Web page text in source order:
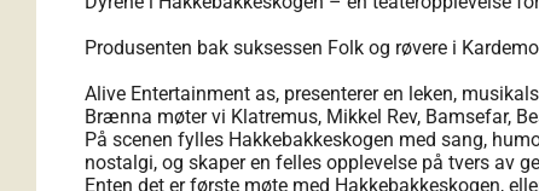
Produsenten bak suksessen Folk og røvere i
Alive Entertainment as, presenterer en leken,
Brænna møter vi Klatremus, Mikkel Rev, Bamsefar,
På scenen fylles Hakkebakkeskogen med sang,
nostalgi, og skaper en felles opplevelse på tvers av
Enten det er første møte med Hakkebakkeskogen,